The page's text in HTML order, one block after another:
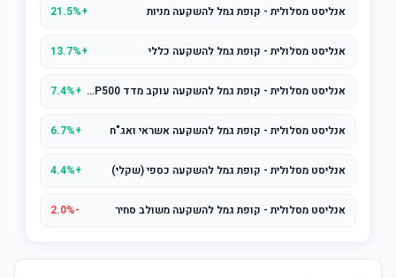
אנליסט מסלולית - קופת גמל להשקעה מניות +21.5%
אנליסט מסלולית - קופת גמל להשקעה כללי +13.7%
אנליסט מסלולית - קופת גמל להשקעה עוקב מדד S&P500 +7.4%
אנליסט מסלולית - קופת גמל להשקעה אשראי ואג"ח +6.7%
אנליסט מסלולית - קופת גמל להשקעה כספי (שקלי) +4.4%
אנליסט מסלולית - קופת גמל להשקעה משולב סחיר -2.0%